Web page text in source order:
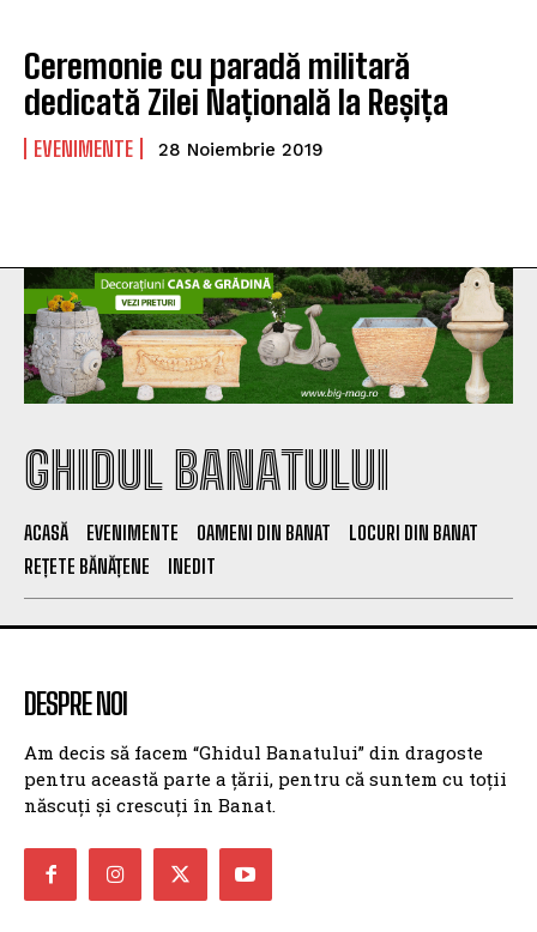
Ceremonie cu paradă militară
dedicată Zilei Națională la Reșița
EVENIMENTE 28 Noiembrie 2019
GHIDUL BANATULUI
ACASĂ EVENIMENTE OAMENI DIN BANAT
LOCURI DIN BANAT
REȚETE BĂNĂȚENE
INEDIT
DESPRE NOI
Am decis să facem “Ghidul Banatului” din dragoste
pentru această parte a țării, pentru că suntem cu toții
născuți și crescuți în Banat.